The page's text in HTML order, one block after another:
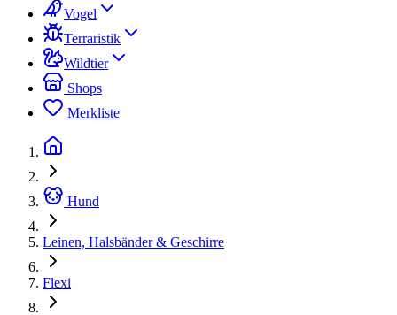
Vogel
Terraristik
Wildtier
Shops
Merkliste
Hund
Leinen, Halsbänder & Geschirre
Flexi